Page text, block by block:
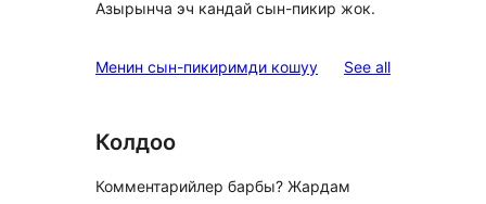
Азырынча эч кандай сын-пикир жок.
Менин сын-пикиримди кошуу See allreviews
Колдоо
Комментарийлер барбы? Жардам